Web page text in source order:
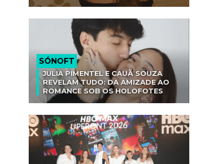
SÓNOFT
JULIA PIMENTEL E CAUÃ SOUZA
REVELAM TUDO: DA AMIZADE AO
ROMANCE SOB OS HOLOFOTES